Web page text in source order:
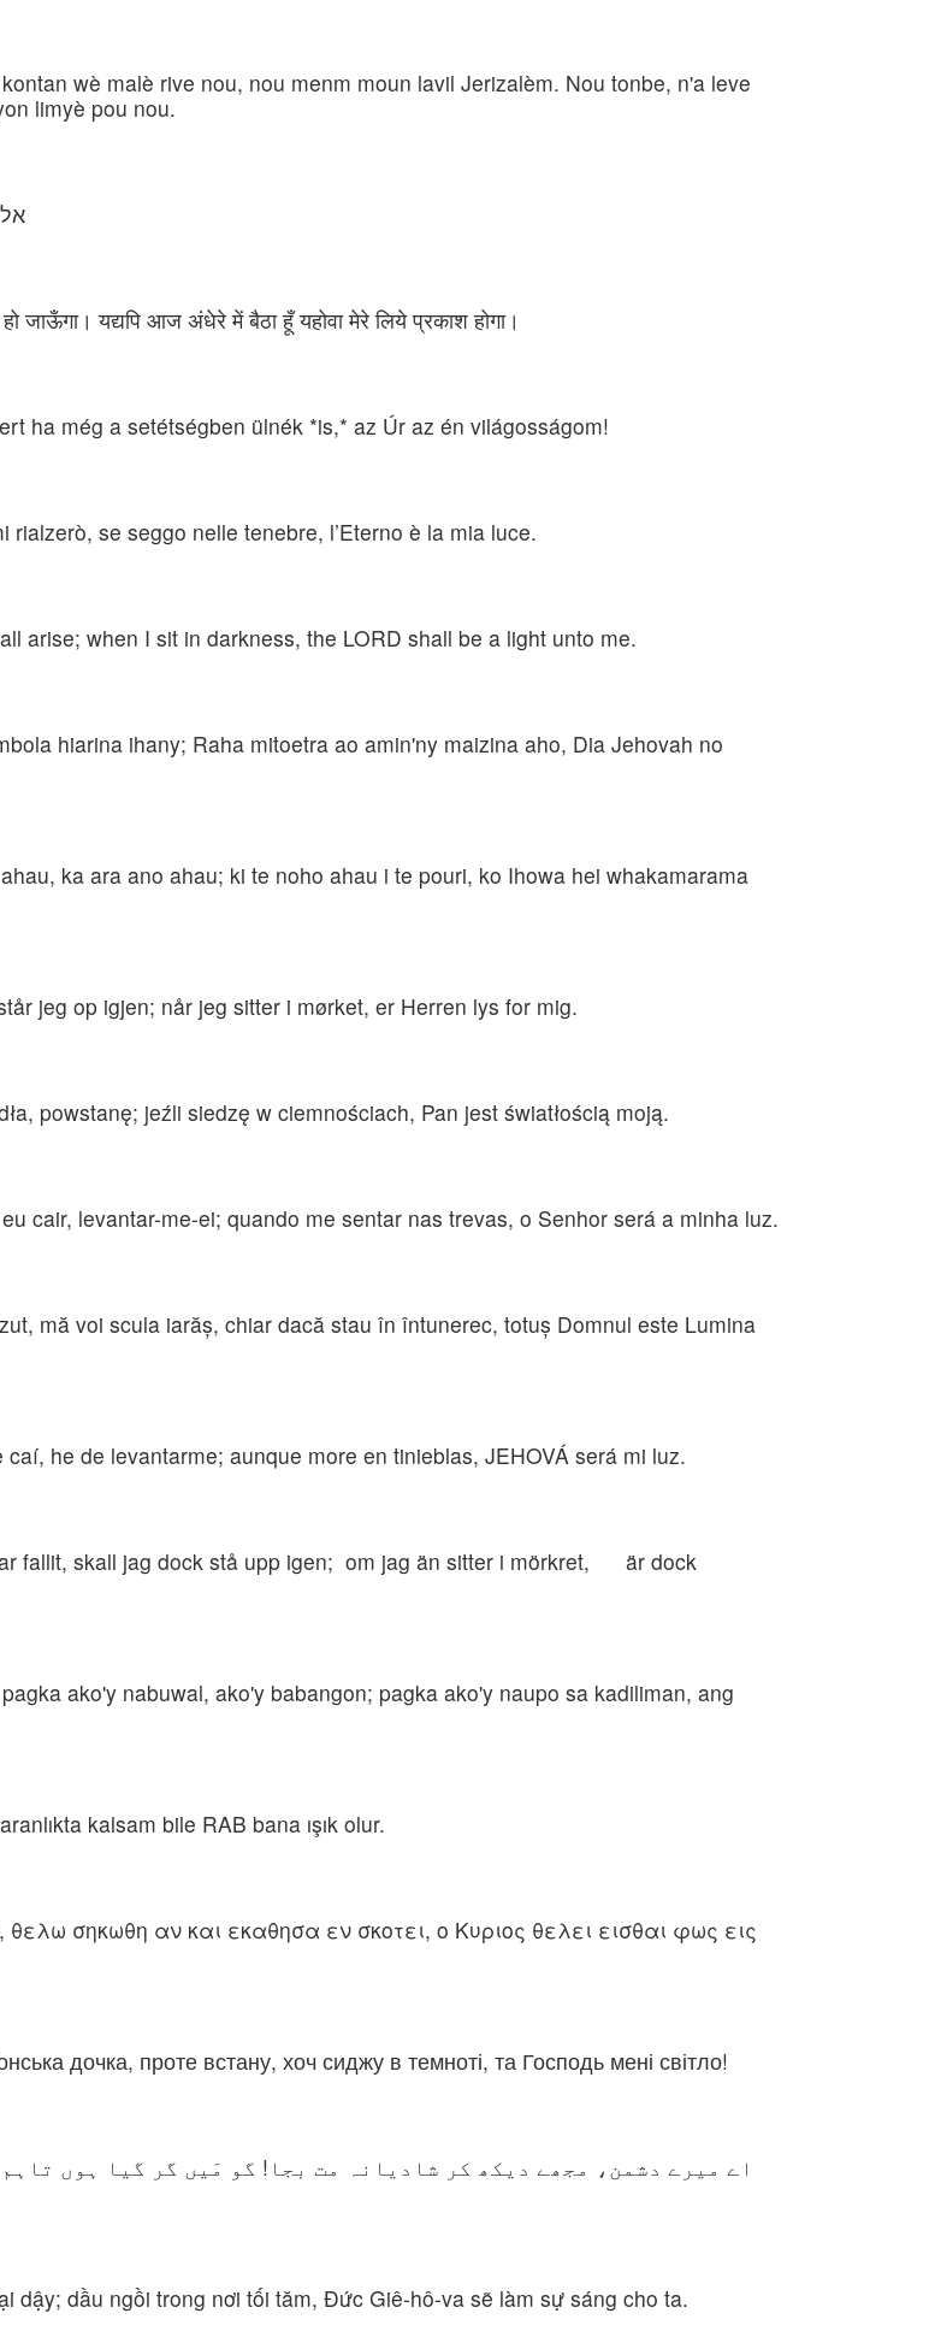
wè malè rive nou, nou menm moun lavil Jerizalèm. Nou tonbe, n'a leve
limyè pou nou.
यद्यपि आज अंधेरे में बैठा हूँ यहोवा मेरे लिये प्रकाश होगा।
ha még a setétségben ülnék *is,* az Úr az én világosságom!
se seggo nelle tenebre, l’Eterno è la mia luce.
arise; when I sit in darkness, the LORD shall be a light unto me.
hiarina ihany; Raha mitoetra ao amin'ny maizina aho, Dia Jehovah no
ka ara ano ahau; ki te noho ahau i te pouri, ko Ihowa hei whakamarama
jeg op igjen; når jeg sitter i mørket, er Herren lys for mig.
powstanę; jeźli siedzę w ciemnościach, Pan jest światłością moją.
cair, levantar-me-ei; quando me sentar nas trevas, o Senhor será a minha luz.
mă voi scula iarăş, chiar dacă stau în întunerec, totuş Domnul este Lumina
he de levantarme; aunque more en tinieblas, JEHOVÁ será mi luz.
fallit, skall jag dock stå upp igen; om jag än sitter i mörkret, är dock
ako'y nabuwal, ako'y babangon; pagka ako'y naupo sa kadiliman, ang
kalsam bile RAB bana ışık olur.
σηκωθη αν και εκαθησα εν σκοτει, ο Κυριος θελει εισθαι φως εις
дочка, проте встану, хоч сиджу в темноті, та Господь мені світло!
اے میرے دشمن، مجھے دیکھ کر شادیانہ مت بجا! گو مَیں گر گیا ہوں
dậy; dầu ngồi trong nơi tối tăm, Ðức Giê-hô-va sẽ làm sự sáng cho ta.